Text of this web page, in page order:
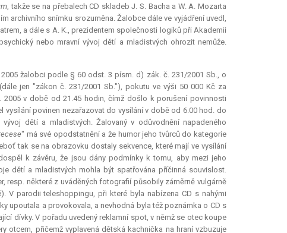
, takže se na přebalech CD skladeb J. S. Bacha a W. A. Mozarta
archivního snímku srozuměna. Žalobce dále ve vyjádření uvedl,
a dále s A. K., prezidentem společnosti logiků při Akademii
nebo mravní vývoj dětí a mladistvých ohrozit nemůže.
žalobci podle § 60 odst. 3 písm. d) zák. č. 231/2001 Sb., o
jen "zákon č. 231/2001 Sb."), pokutu ve výši 50 000 Kč za
2005 v době od 21.45 hodin, čímž došlo k porušení povinnosti
povinen nezařazovat do vysílání v době od 6.00 hod. do
dětí a mladistvých. Žalovaný v odůvodnění napadeného
" má své opodstatnění a že humor jeho tvůrců do kategorie
tak se na obrazovku dostaly sekvence, které mají ve vysílání
k závěru, že jsou dány podmínky k tomu, aby mezi jeho
dětí a mladistvých mohla být spatřována příčinná souvislost.
resp. některé z uváděných fotografií působily záměrně vulgárně
V parodii teleshoppingu, při které byla nabízena CD s nahými
upoutala a provokovala, a nevhodná byla též poznámka o CD s
dívky. V pořadu uvedený reklamní spot, v němž se otec koupe
otcem, přičemž vyplavená dětská kachnička na hraní vzbuzuje